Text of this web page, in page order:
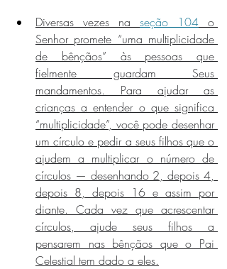
Diversas vezes na seção 104 o
Senhor promete “uma multiplicidade
de bênçãos” às pessoas que
fielmente guardam Seus
mandamentos. Para ajudar as
crianças a entender o que significa
“multiplicidade”, você pode desenhar
um círculo e pedir a seus filhos que o
ajudem a multiplicar o número de
círculos — desenhando 2, depois 4,
depois 8, depois 16 e assim por
diante. Cada vez que acrescentar
círculos, ajude seus filhos a
pensarem nas bênçãos que o Pai
Celestial tem dado a eles.